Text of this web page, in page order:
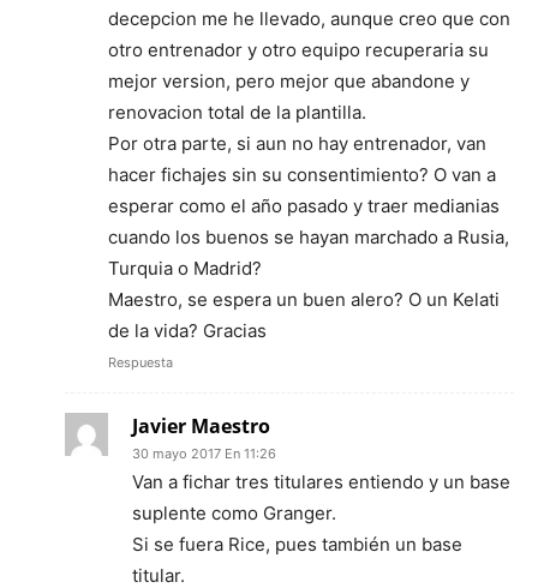
decepcion me he llevado, aunque creo que con
otro entrenador y otro equipo recuperaria su
mejor version, pero mejor que abandone y
renovacion total de la plantilla.
Por otra parte, si aun no hay entrenador, van
hacer fichajes sin su consentimiento? O van a
esperar como el año pasado y traer medianias
cuando los buenos se hayan marchado a Rusia,
Turquia o Madrid?
Maestro, se espera un buen alero? O un Kelati
de la vida? Gracias
Respuesta
Javier Maestro
30 mayo 2017 En 11:26
Van a fichar tres titulares entiendo y un base
suplente como Granger.
Si se fuera Rice, pues también un base
titular.